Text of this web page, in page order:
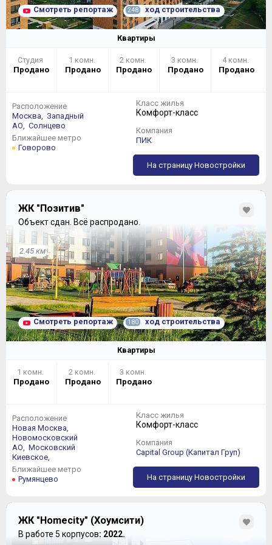
угловую секцию, в которой площадь однокомнатных
квартир приближается к 60 метрам:
О двухкомнатных квартирах в 25 корпусе можно
говорить исключительно с придыханием – 80 кв. м,
классическая "распашная" планировка, два санузла:
Во II квартале 2020 года завершилось строительство
Смотреть репортаж 248 ход строительства
Квартиры
Студия
Продано
1 комн.
Продано
2 комн.
Продано
3 комн.
Продано
4 комн.
Продано
Расположение
Москва,
Западный
АО,
Солнцево
Ближайшее метро
Говорово
Класс жилья
Комфорт-класс
Компания
ПИК
На страницу Новостройки
ЖК "Позитив"
Объект сдан. Всё распродано.
2.45 км
Смотреть репортаж 180 ход строительства
Квартиры
1 комн.
Продано
2 комн.
Продано
3 комн.
Продано
Расположение
Новая Москва,
Новомосковский
АО,
Московский
Киевское,
Ближайшее метро
Румянцево
Класс жилья
Комфорт-класс
Компания
Capital Group (Капитал Груп)
На страницу Новостройки
ЖК "Homecity" (Хоумсити)
В работе 5 корпусов: 2022.